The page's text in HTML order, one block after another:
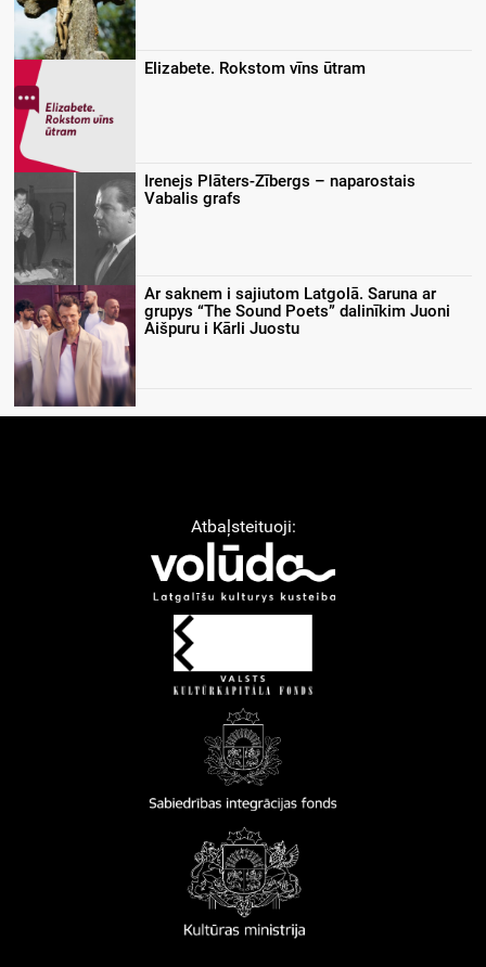
Elizabete. Rokstom vīns ūtram
Irenejs Plāters-Zībergs – naparostais
Vabalis grafs
Ar saknem i sajiutom Latgolā. Saruna ar
grupys “The Sound Poets” dalinīkim Juoni
Aišpuru i Kārli Juostu
Atbaļsteituoji: